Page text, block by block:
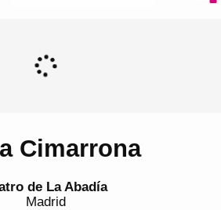
Cimarrona
de La Abadía
Madrid